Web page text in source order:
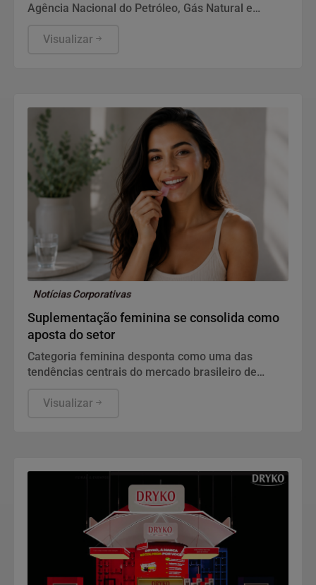
Agência Nacional do Petróleo, Gás Natural e
Visualizar
Notícias Corporativas
Suplementação feminina se consolida como
aposta do setor
Categoria feminina desponta como uma das
tendências centrais do mercado brasileiro de
Para Gustavo Magalhães, CEO da Dreams
Visualizar